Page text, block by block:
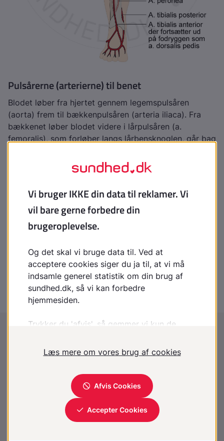
Pulsårerne (arterierne) til benet
Blodet løber fra hjertet gennem legemspulsåren
(aorta) frem til bækkenpulsåren (arteria iliaca). Fra
bækkenet løber blodet videre i lårpulsåren (a.
femoralis), som forløber langs lårbensknoglen, går bag
pulsårer, hvoraf to fortsætter ned ud på foden.
Patienthåndbogen
laegehaandbogen@dadl.dk
Kristianiagade 12
2100 København Ø
Disclaimer :Patienthåndbogen